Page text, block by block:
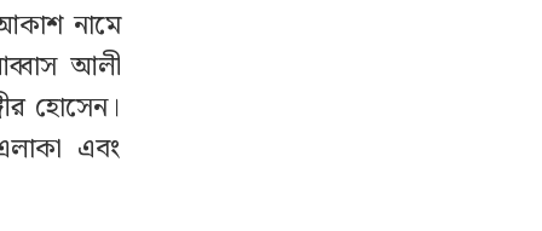
নামে
আলী
হোসেন।
এবং